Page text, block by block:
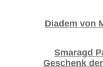
Diadem von
Smaragd
Geschenk